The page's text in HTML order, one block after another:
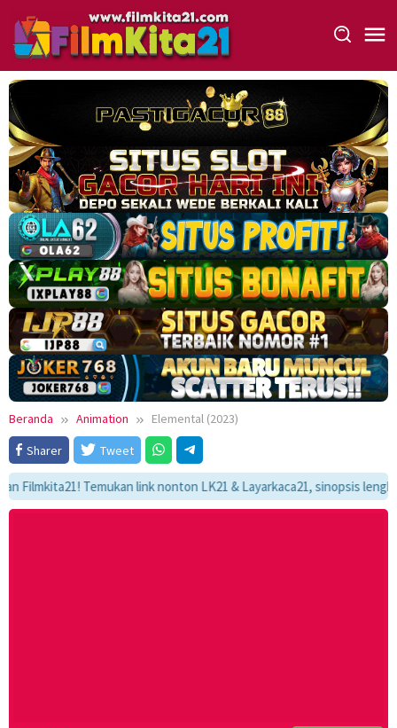
konten
Beranda Animation
Elemental (2023)
Sharer
Tweet
Temukan link nonton LK21 & Layarkaca21, sinopsis